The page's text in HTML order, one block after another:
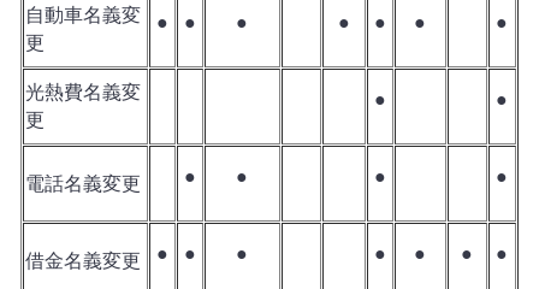
自動車名義変
更
● ● ● ● ● ● ●
光熱費名義変
更
● ●
電話名義変更 ● ● ● ●
借金名義変更 ● ● ● ● ● ● ●